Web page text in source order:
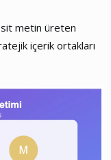
metin üreten
içerik ortakları